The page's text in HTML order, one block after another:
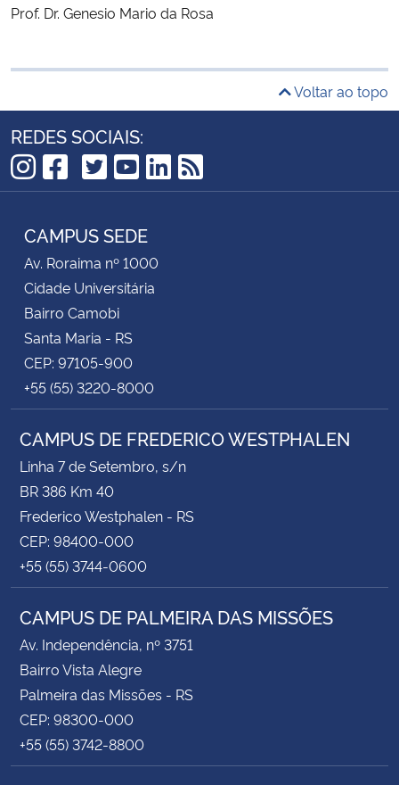
Prof. Dr. Genesio Mario da Rosa
Voltar ao topo
REDES SOCIAIS:
Instagram
Facebook
TikTok
Twitter
YouTube
LinkedIn
RSS
CAMPUS SEDE
Av. Roraima nº 1000
Cidade Universitária
Bairro Camobi
Santa Maria - RS
CEP: 97105-900
+55 (55) 3220-8000
CAMPUS DE FREDERICO WESTPHALEN
Linha 7 de Setembro, s/n
BR 386 Km 40
Frederico Westphalen - RS
CEP: 98400-000
+55 (55) 3744-0600
CAMPUS DE PALMEIRA DAS MISSÕES
Av. Independência, nº 3751
Bairro Vista Alegre
Palmeira das Missões - RS
CEP: 98300-000
+55 (55) 3742-8800